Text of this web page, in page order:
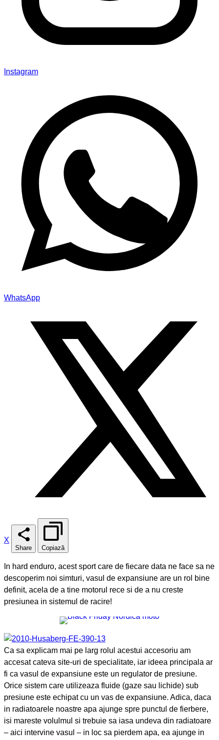
Instagram
WhatsApp
X
Share Copiază
In hard enduro, acest sport care de fiecare data ne face sa ne
descoperim noi simturi, vasul de expansiune are un rol bine
definit, acela de a tine motorul rece si de a nu creste
presiunea in sistemul de racire!
Ca sa explicam mai pe larg rolul acestui accesoriu am
accesat cateva site-uri de specialitate, iar ideea principala ar
fi ca vasul de expansiune este un regulator de presiune.
Orice sistem care utilizeaza fluide (gaze sau lichide) sub
presiune este echipat cu un vas de expansiune. Adica, daca
in radiatoarele noastre apa ajunge spre punctul de fierbere,
isi mareste volulmul si trebuie sa iasa undeva din radiatoare
– aici intervine vasul – in loc sa pierdem apa, ea ajunge in